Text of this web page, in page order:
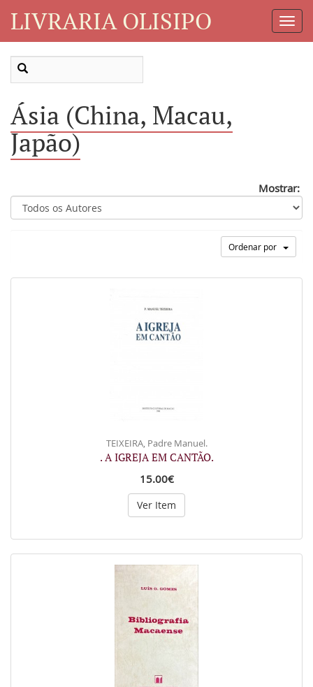
LIVRARIA OLISIPO
Ásia (China, Macau,
Japão)
Mostrar:
Ordenar por
TEIXEIRA, Padre Manuel.
. A IGREJA EM CANTÃO.
15.00€
Ver Item